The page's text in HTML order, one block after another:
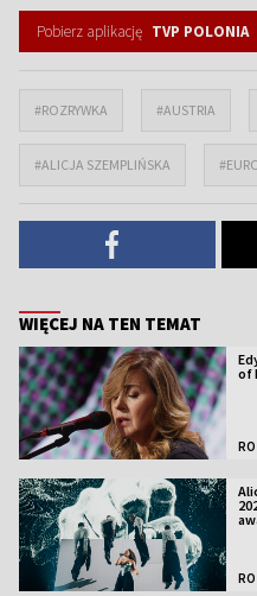
Pobierz aplikację TVP POLONIA
#ROZRYWKA #AUSTRIA
#ALICJA SZEMPLIŃSKA
WIĘCEJ NA TEN TEMAT
of